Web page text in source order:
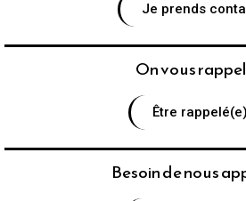
Je prends
On vous
Être rappelé(e)
Besoin de nous